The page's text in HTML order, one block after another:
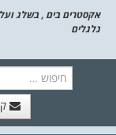
אקסטרים בים , בשלג ועל
גלגלים